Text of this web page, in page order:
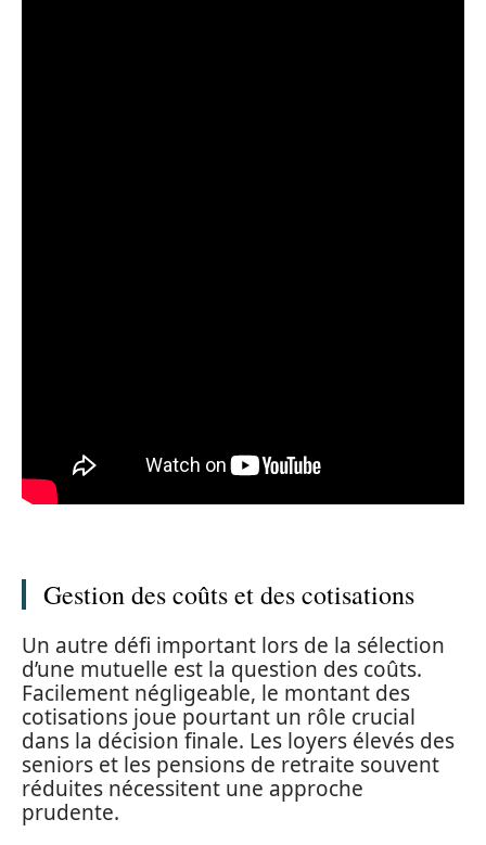
Gestion des coûts et des cotisations
Un autre défi important lors de la sélection
d’une mutuelle est la question des coûts.
Facilement négligeable, le montant des
cotisations joue pourtant un rôle crucial
dans la décision finale. Les loyers élevés des
seniors et les pensions de retraite souvent
réduites nécessitent une approche
prudente.